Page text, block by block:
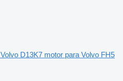
Volvo D13K7 motor para Volvo FH5